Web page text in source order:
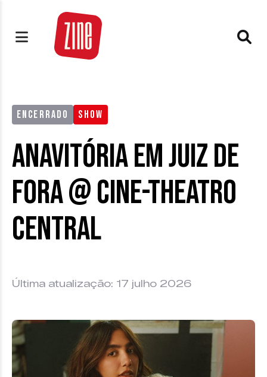
ENCERRADO SHOW
Anavitória em Juiz de
Fora @ Cine-Theatro
Central
Última atualização: 17 julho 2026